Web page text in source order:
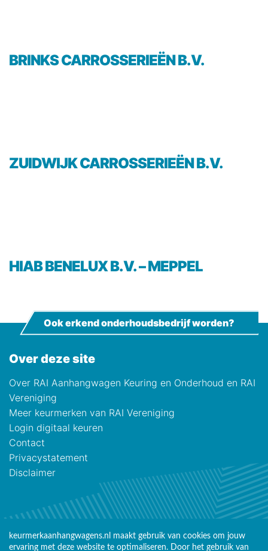
BRINKS CARROSSERIEËN B.V.
ZUIDWIJK CARROSSERIEËN B.V.
HIAB BENELUX B.V. – MEPPEL
Over deze site
Over RAI Aanhangwagen Keuring en Onderhoud en RAI
Vereniging
Meer keurmerken van RAI Vereniging
Login digitaal keuren
Contact
Privacystatement
Disclaimer
Ook erkend onderhoudsbedrijf worden?
keurmerkaanhangwagens.nl maakt gebruik van cookies om jouw
ervaring met deze website te optimaliseren. Door het gebruik van